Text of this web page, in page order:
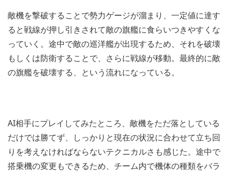
敵機を撃破することで勢力ゲージが溜まり、一定値に達す
ると戦線が押し引きされて敵の旗艦に食らいつきやすくな
っていく。途中で敵の巡洋艦が出現するため、それを破壊
もしくは防衛することで、さらに戦線が移動。最終的に敵
の旗艦を破壊する、という流れになっている。
AI相手にプレイしてみたところ、敵機をただ落としている
だけでは勝てず、しっかりと現在の状況に合わせて立ち回
りを考えなければならないテクニカルさも感じた。途中で
搭乗機の変更もできるため、チーム内で機体の種類をバラ